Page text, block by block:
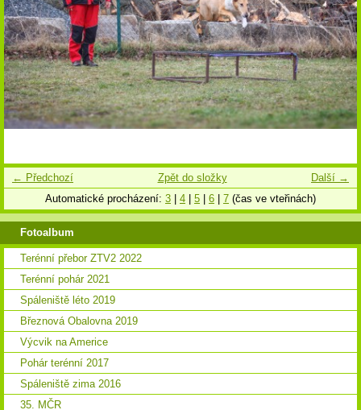
← Předchozí Další →
Zpět do složky
Automatické procházení: 3 4 5 6 7 (čas ve vteřinách)
Fotoalbum
Terénní přebor ZTV2 2022
Terénní pohár 2021
Spáleniště léto 2019
Březnová Obalovna 2019
Výcvik na Americe
Pohár terénní 2017
Spáleniště zima 2016
35. MČR